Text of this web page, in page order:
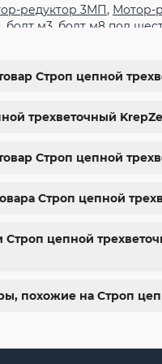
редуктор 3МП, Мотор-
болт м3 болт м8 под
,болты госты,
Строп цепной
трехветочный
Строп цепной
Строп цепной
цепной
похожие на Строп